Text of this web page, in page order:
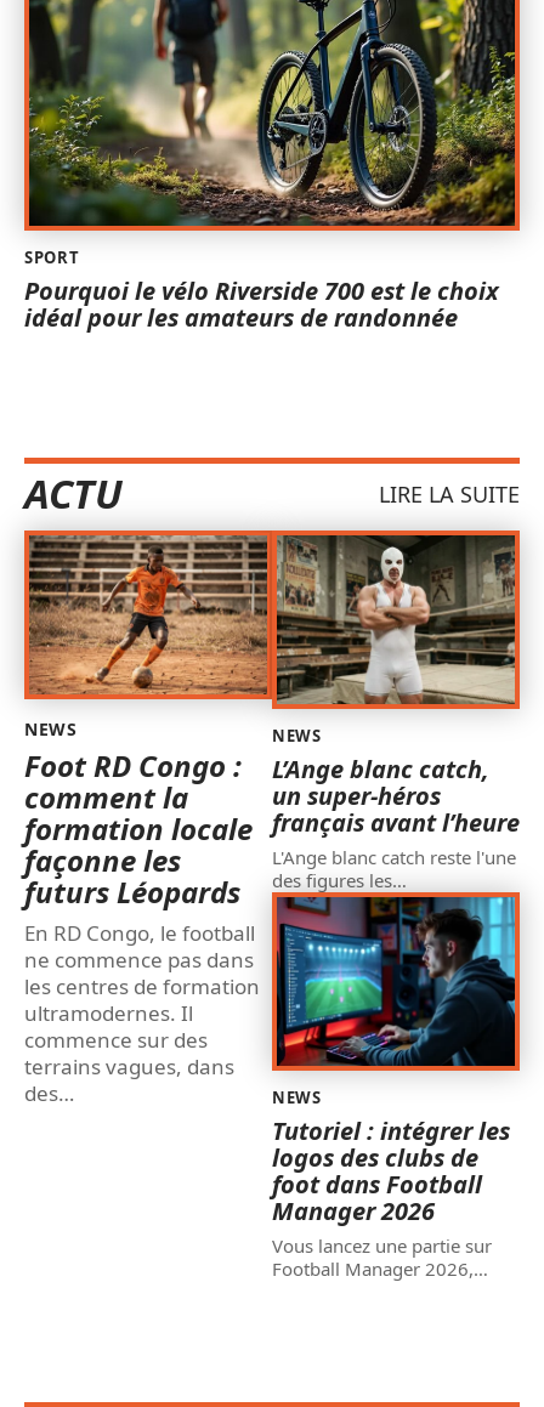
SPORT
Pourquoi le vélo Riverside 700 est le choix
idéal pour les amateurs de randonnée
ACTU LIRE LA SUITE
NEWS
Foot RD Congo :
comment la
formation locale
façonne les
futurs Léopards
En RD Congo, le football
ne commence pas dans
les centres de formation
ultramodernes. Il
commence sur des
terrains vagues, dans
des…
NEWS
L’Ange blanc catch,
un super-héros
français avant l’heure
L'Ange blanc catch reste l'une
des figures les…
NEWS
Tutoriel : intégrer les
logos des clubs de
foot dans Football
Manager 2026
Vous lancez une partie sur
Football Manager 2026,…